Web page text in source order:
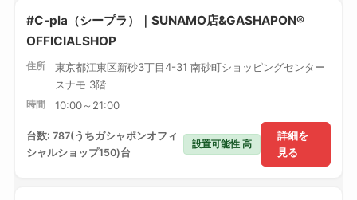
#C-pla（シープラ）｜SUNAMO店&GASHAPON®
OFFICIALSHOP
住所
東京都江東区新砂3丁目4-31 南砂町ショッピングセンター
スナモ 3階
時間 10:00～21:00
詳細を
見る
台数: 787(うちガシャポンオフィ
シャルショップ150)台
設置可能性 高